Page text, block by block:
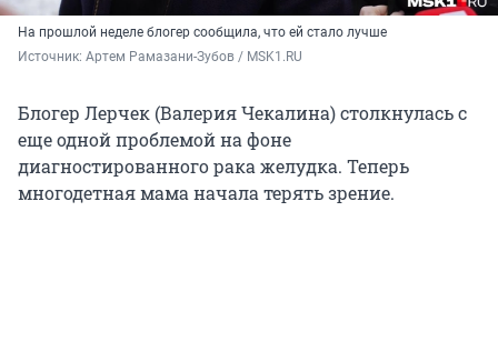
На прошлой неделе блогер сообщила, что ей стало лучше
Источник: Артем Рамазани-Зубов / MSK1.RU
Блогер Лерчек (Валерия Чекалина) столкнулась с
еще одной проблемой на фоне
диагностированного рака желудка. Теперь
многодетная мама начала терять зрение.